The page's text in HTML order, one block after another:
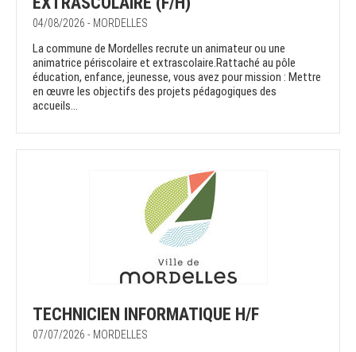
04/08/2026 - MORDELLES
La commune de Mordelles recrute un animateur ou une
animatrice périscolaire et extrascolaire.Rattaché au pôle
éducation, enfance, jeunesse, vous avez pour mission : Mettre
en œuvre les objectifs des projets pédagogiques des
accueils...
TECHNICIEN INFORMATIQUE H/F
07/07/2026 - MORDELLES